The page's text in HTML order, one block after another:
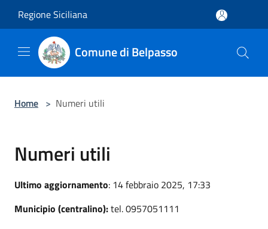
Regione Siciliana
Comune di Belpasso
Home > Numeri utili
Numeri utili
Ultimo aggiornamento: 14 febbraio 2025, 17:33
Municipio (centralino):tel. 0957051111